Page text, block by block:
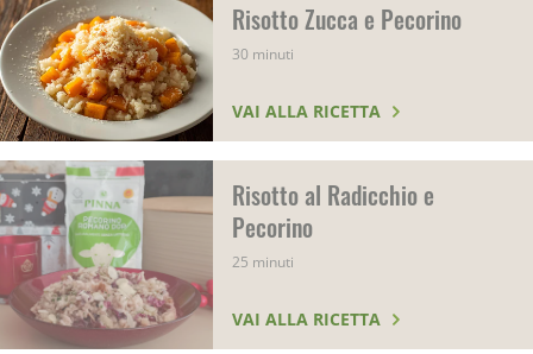
Risotto Zucca e Pecorino
30 minuti
VAI ALLA RICETTA
Risotto al Radicchio e
Pecorino
25 minuti
VAI ALLA RICETTA